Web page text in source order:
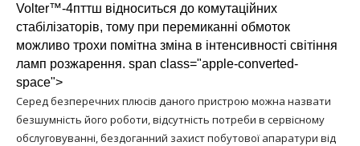
Volter™-4пттш відноситься до комутаційних
стабілізаторів, тому при перемиканні обмоток
можливо трохи помітна зміна в інтенсивності світіння
ламп розжарення. span class="apple-converted-
space">
Серед безперечних плюсів даного пристрою можна назвати
безшумність його роботи, відсутність потреби в сервісному
обслуговуванні, бездоганний захист побутової апаратури від